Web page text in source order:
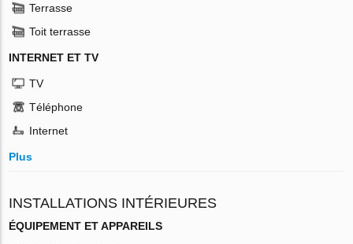
Terrasse
Toit terrasse
INTERNET ET TV
TV
Téléphone
Internet
Plus
INSTALLATIONS INTÉRIEURES
ÉQUIPEMENT ET APPAREILS